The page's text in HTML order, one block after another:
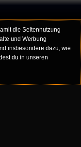
die Seitennutzung
und Werbung
insbesondere dazu, wie
du in unseren